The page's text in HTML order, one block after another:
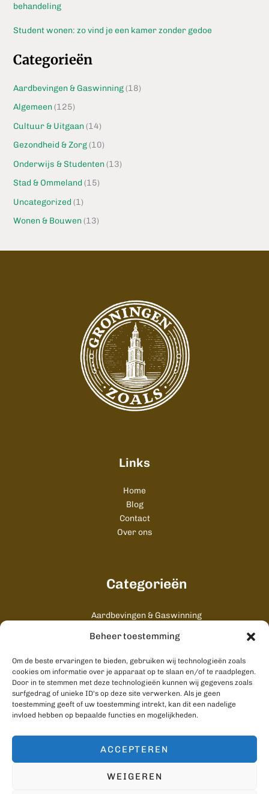
Beheer toestemming
Om de beste ervaringen te bieden, gebruiken wij technologieën zoals
cookies om informatie over je apparaat op te slaan en/of te raadplegen.
Door in te stemmen met deze technologieën kunnen wij gegevens zoals
surfgedrag of unieke ID's op deze site verwerken. Als je geen
toestemming geeft of uw toestemming intrekt, kan dit een nadelige
invloed hebben op bepaalde functies en mogelijkheden.
ACCEPTEREN
WEIGEREN
behandeling
Student wonen: zo vind je een kamer zonder gedoe
Categorieën
Aardbevingen & Gaswinning(18)
Algemeen(125)
Cultuur & Uitgaan(14)
Gezondheid & Zorg(10)
Onderwijs & Studenten(13)
Stad & Ommeland (15)
Uncategorized (1)
Wonen & Bouwen(13)
Links
Home
Blog
Contact
Over ons
Categorieën
Aardbevingen & Gaswinning
Cultuur & Uitgaan
Gezondheid & Zorg
Onderwijs & Studenten
Stad & Ommeland
Wonen & Bouwen